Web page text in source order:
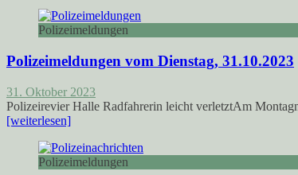
Polizeimeldungen
Polizeimeldungen vom Dienstag, 31.10.2023
31. Oktober 2023
Polizeirevier Halle Radfahrerin leicht verletztAm
[weiterlesen]
Polizeimeldungen